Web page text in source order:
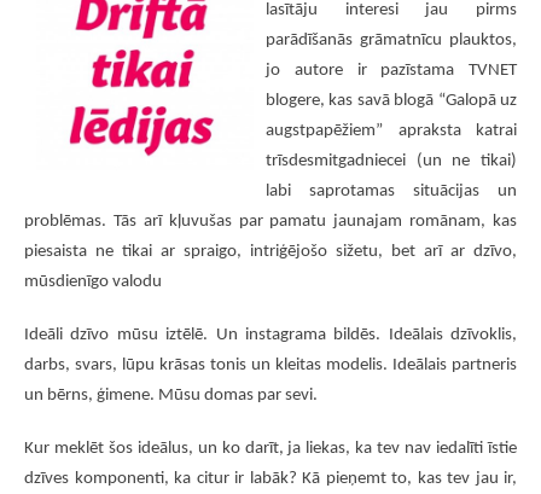
TOP 20_2021
Virtuālais pieskāriens mūspuses dzejdariem
TOP 20_2020
TOP 20_2019
Top 20 (2018)
Es apsolu tev pavasari
LITERATŪRAS IZSTĀDES UN PASĀKUMI
lasītāju interesi jau pirms
parādīšanās grāmatnīcu plauktos,
jo autore ir pazīstama TVNET
blogere, kas savā blogā “Galopā uz
augstpapēžiem” apraksta katrai
trīsdesmitgadniecei (un ne tikai)
labi saprotamas situācijas un
problēmas. Tās arī kļuvušas par pamatu jaunajam romānam, kas
piesaista ne tikai ar spraigo, intriģējošo sižetu, bet arī ar dzīvo,
mūsdienīgo valodu
Ideāli dzīvo mūsu iztēlē. Un instagrama bildēs. Ideālais dzīvoklis,
darbs, svars, lūpu krāsas tonis un kleitas modelis. Ideālais partneris
un bērns, ģimene. Mūsu domas par sevi.
Kur meklēt šos ideālus, un ko darīt, ja liekas, ka tev nav iedalīti īstie
dzīves komponenti, ka citur ir labāk? Kā pieņemt to, kas tev jau ir,